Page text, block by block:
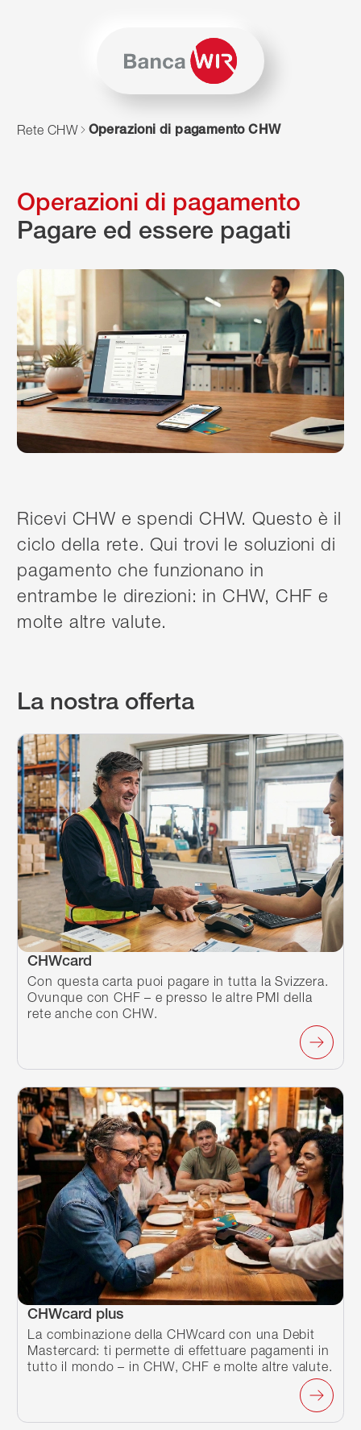
Per navigare in questo sito è necessario JavaScript. In
Rete CHW Operazioni di pagamento CHW
Operazioni di pagamento
Pagare ed essere pagati
Ricevi CHW e spendi CHW. Questo è il
ciclo della rete. Qui trovi le soluzioni di
pagamento che funzionano in
entrambe le direzioni: in CHW, CHF e
molte altre valute.
La nostra offerta
CHWcard
Con questa carta puoi pagare in tutta la Svizzera.
Ovunque con CHF – e presso le altre PMI della
rete anche con CHW.
CHWcard plus
La combinazione della CHWcard con una Debit
Mastercard: ti permette di effettuare pagamenti in
tutto il mondo – in CHW, CHF e molte altre valute.